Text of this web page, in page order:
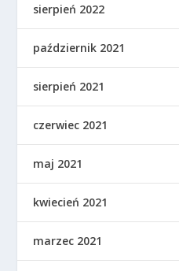
sierpień 2022
październik 2021
sierpień 2021
czerwiec 2021
maj 2021
kwiecień 2021
marzec 2021